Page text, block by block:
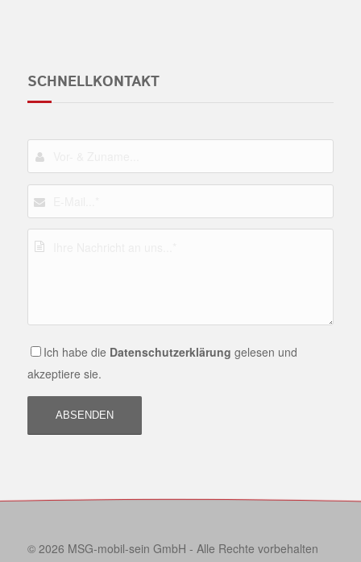
SCHNELLKONTAKT
Ich habe die Datenschutzerklärung gelesen und
akzeptiere sie.
© 2026 MSG-mobil-sein GmbH - Alle Rechte vorbehalten